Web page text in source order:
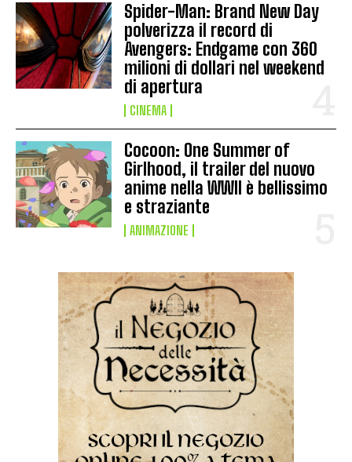
Spider-Man: Brand New Day
polverizza il record di
Avengers: Endgame con 360
milioni di dollari nel weekend
di apertura
CINEMA
Cocoon: One Summer of
Girlhood, il trailer del nuovo
anime nella WWII è bellissimo
e straziante
ANIMAZIONE